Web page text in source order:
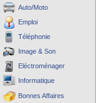
Auto/Moto
Emploi
Téléphonie
Image & Son
Eléctroménager
Informatique
Bonnes Affaires